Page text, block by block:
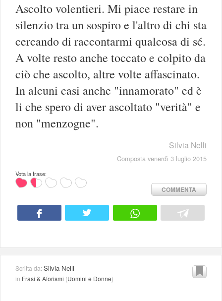
Ascolto volentieri. Mi piace restare in
silenzio tra un sospiro e l'altro di chi sta
cercando di raccontarmi qualcosa di sé.
A volte resto anche toccato e colpito da
ciò che ascolto, altre volte affascinato.
In alcuni casi anche "innamorato" ed è
li che spero di aver ascoltato "verità" e
non "menzogne".
Silvia Nelli
Composta venerdì 3 luglio 2015
Vota la frase:
COMMENTA
Scritta da:Silvia Nelli
in Frasi & Aforismi (Uomini e Donne)